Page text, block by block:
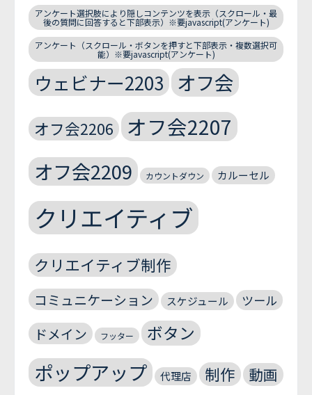
アンケート選択肢により隠しコンテンツを表示（スクロール・最
後の質問に回答すると下部表示）※要javascript(アンケート)
アンケート（スクロール・ボタンを押すと下部表示・複数選択可
能）※要javascript(アンケート)
ウェビナー2203 オフ会
オフ会2206 オフ会2207
オフ会2209 カウントダウン カルーセル
クリエイティブ
クリエイティブ制作
コミュニケーション スケジュール ツール
ドメイン フッター ボタン
ポップアップ 代理店 制作 動画